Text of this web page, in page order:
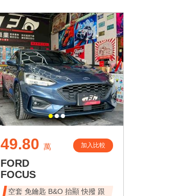
49.80 萬 加入比較
FORD
FOCUS
空套 免鑰匙 B&O 抬顯 快撥 跟